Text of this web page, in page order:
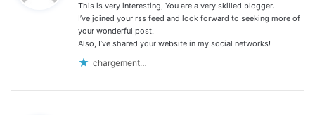
:
This is very interesting, You are a very skilled blogger.
I’ve joined your rss feed and look forward to seeking more of
your wonderful post.
Also, I’ve shared your website in my social networks!
chargement…